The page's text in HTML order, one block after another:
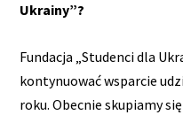
Ukrainy”?
Fundacja „Studenci dla
kontynuować wsparcie
roku. Obecnie skupiamy